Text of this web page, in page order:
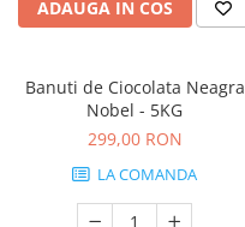
ADAUGA IN COS
Banuti de Ciocolata Neagra
Nobel - 5KG
299,00 RON
LA COMANDA